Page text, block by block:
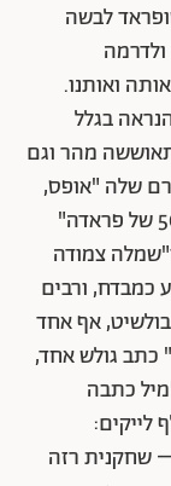
לבשה
ואותנו.
בגלל
מהר וגם
שלה "אופס,
התעלפתי הערב בשמלת פרום משנות ה-50 של פראדה"
צמודה
כמבדח, ורבים
אף אחד
כתב גולש אחד,
כתבה
שכבר זכה ללמעלה מ-15 אלף לייקים:
שחקנית רזה